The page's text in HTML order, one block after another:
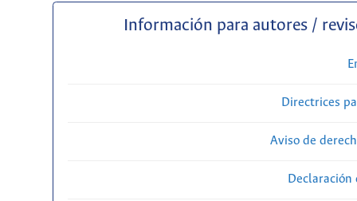
Información para autores /
Directrices
Aviso de